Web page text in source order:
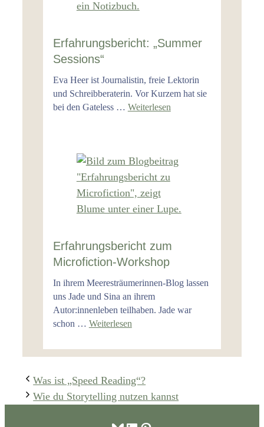
Erfahrungsbericht: „Summer
Sessions“
Eva Heer ist Journalistin, freie Lektorin
und Schreibberaterin. Vor Kurzem hat sie
bei den Gateless … Weiterlesen
Erfahrungsbericht zum
Microfiction-Workshop
In ihrem Meeresträumerinnen-Blog lassen
uns Jade und Sina an ihrem
Autor:innenleben teilhaben. Jade war
schon … Weiterlesen
Was ist „Speed Reading“?
Wie du Storytelling nutzen kannst